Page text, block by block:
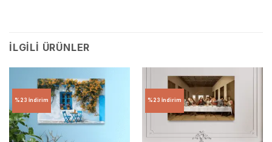
İLGILI ÜRÜNLER
%23 İndirim %23 İndirim